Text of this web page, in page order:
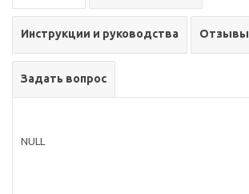
Инструкции и руководства Отзывы
Задать вопрос
NULL